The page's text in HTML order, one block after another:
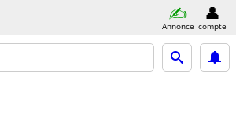
Annonce compte